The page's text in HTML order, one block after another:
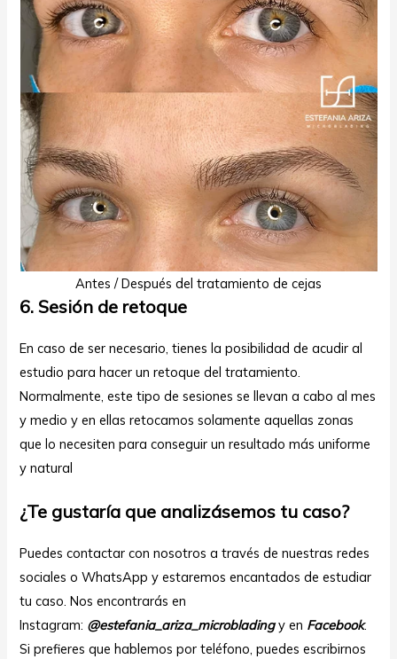
Antes / Después del tratamiento de cejas
6. Sesión de retoque
En caso de ser necesario, tienes la posibilidad de acudir al
estudio para hacer un retoque del tratamiento.
Normalmente, este tipo de sesiones se llevan a cabo al mes
y medio y en ellas retocamos solamente aquellas zonas
que lo necesiten para conseguir un resultado más uniforme
y natural
¿Te gustaría que analizásemos tu caso?
Puedes contactar con nosotros a través de nuestras redes
sociales o WhatsApp y estaremos encantados de estudiar
tu caso. Nos encontrarás en
Instagram: @estefania_ariza_microbladingy en Facebook.
Si prefieres que hablemos por teléfono, puedes escribirnos